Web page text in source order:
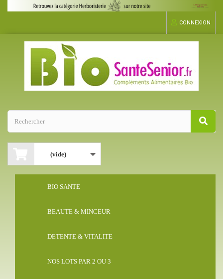
CONNEXION
(vide)
BIO SANTE
BEAUTE & MINCEUR
DETENTE & VITALITE
NOS LOTS PAR 2 OU 3